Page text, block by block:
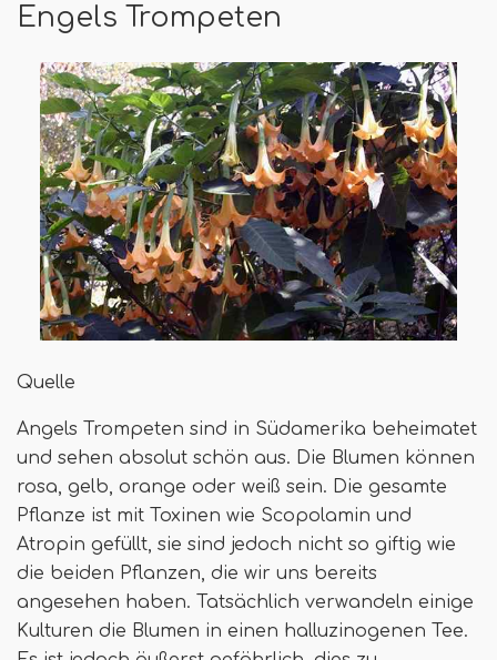
Engels Trompeten
Quelle
Angels Trompeten sind in Südamerika beheimatet
und sehen absolut schön aus. Die Blumen können
rosa, gelb, orange oder weiß sein. Die gesamte
Pflanze ist mit Toxinen wie Scopolamin und
Atropin gefüllt, sie sind jedoch nicht so giftig wie
die beiden Pflanzen, die wir uns bereits
angesehen haben. Tatsächlich verwandeln einige
Kulturen die Blumen in einen halluzinogenen Tee.